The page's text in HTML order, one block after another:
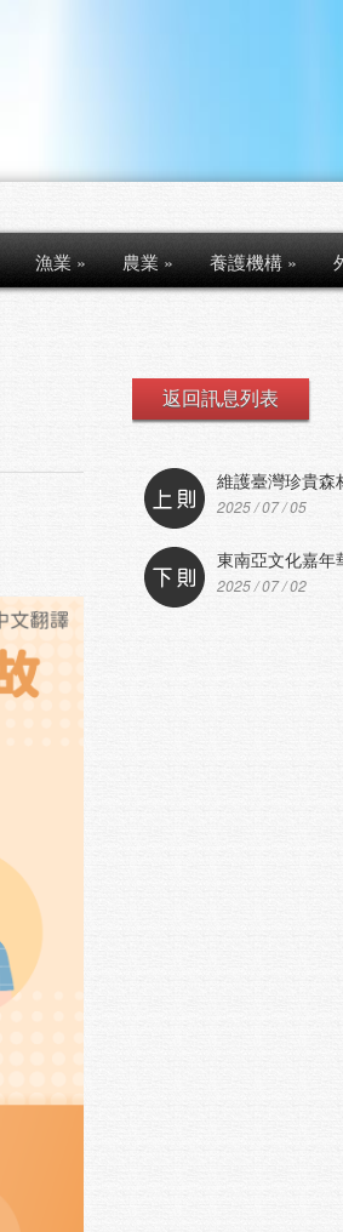
漁業» 農業» 養護機構»
返回訊息列表
維護臺灣珍貴森
2025 / 07 / 05
東南亞文化嘉年
2025 / 07 / 02